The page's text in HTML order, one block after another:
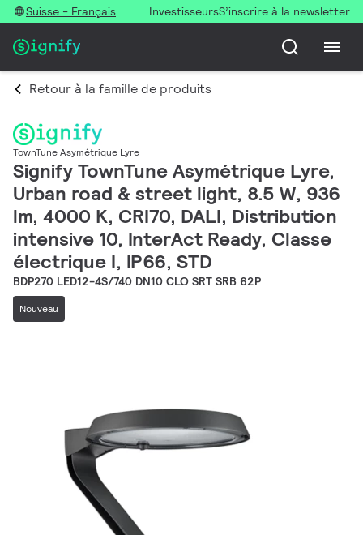
Suisse - Français InvestisseursS’inscrire à la newsletter
Retour à la famille de produits
TownTune Asymétrique Lyre
Signify TownTune Asymétrique Lyre,
Urban road & street light, 8.5 W, 936
lm, 4000 K, CRI70, DALI, Distribution
intensive 10, InterAct Ready, Classe
électrique I, IP66, STD
BDP270 LED12-4S/740 DN10 CLO SRT SRB 62P
Nouveau